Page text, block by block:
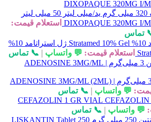
ویال دیکسوپاک 320 میلی گرم ید/میلی لیتر 50 میلی لیتر
DIXOPAQUE 320MG I/ استعلام قیمت:
تماس
ژل استراتامد 10%
استعلام قیمت: 💬 واتساپ | 📞 تماس
آمپول آدنوزین 3 میلی‌گرم | ADENOSINE 3MG/ML (2ML)
💬 واتساپ | 📞 تماس
CEFAZOLIN 1 GR VIAL
💬 واتساپ | 📞 تماس